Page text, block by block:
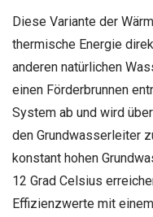
Diese Variante der
thermische Energie
anderen natürlichen
einen Förderbrunnen
System ab und wird
den Grundwasserleiter
konstant hohen
12 Grad Celsius
Effizienzwerte mit